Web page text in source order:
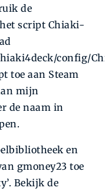
de
script Chiaki-
config/
toe aan Steam
mijn
de naam in
en
gmoney23 toe
Bekijk de